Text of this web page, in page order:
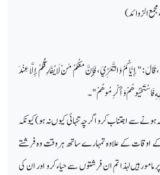
الزوائد)
: " إِيَّاكُمْ وَالتَّعَرِّيَ ، فَإِنَّ مَعَكُمْ مَنْ لَا يُفَارِقُكُمْ إِلَّا عِنْدَ
فَاسْتَحْيُوهُمْ وَأَكْرِمُوهُمْ "۔
سے اجتناب کرو اگرچہ تنہائی کیوں نہ ہو) کیونکہ
کے اوقات کے علاوہ تمہارے ساتھ ہر وقت وہ فرشتے
مامور ہیں لہذا تم ان فرشتوں سے حیاء کرو اور ان کی